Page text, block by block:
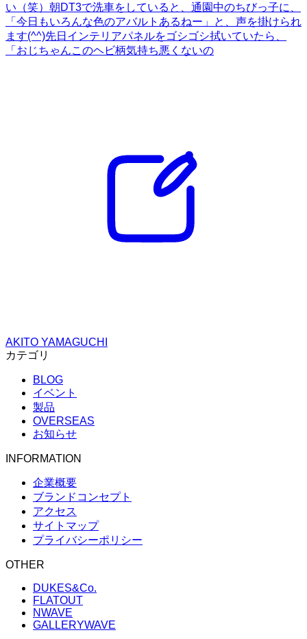
い（笑）朝DT3で洗車をしていると、通園中のちびっ子に、
「今日もいろんな色のアバルトあるねー」と、声を掛けられ
ます(^^)先日インテリアパネルをゴシゴシ拭いていたら、
「おじちゃんこのヘビ柄気持ち悪くないの
AKITO YAMAGUCHI
カテゴリ
BLOG
イベント
製品
OVERSEAS
お知らせ
INFORMATION
企業概要
ブランドコンセプト
アクセス
サイトマップ
プライバシーポリシー
OTHER
DUKES&Co.
FLATOUT
NWAVE
GALLERYWAVE